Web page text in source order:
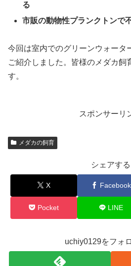
る
市販の動物性プランクトンで
今回は室内でのグリーンウォータ
ご紹介しました。皆様のメダカ飼
す。
スポンサーリ
メダカの飼育
シェアする
X Facebook
Pocket LINE
uchiy0129をフォ